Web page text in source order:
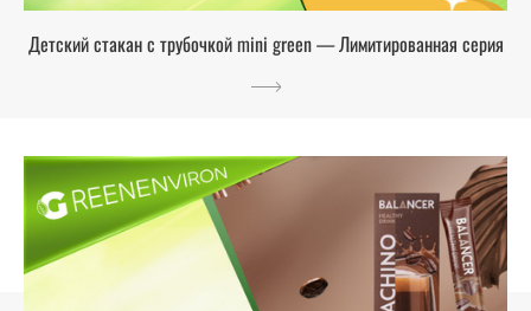
Детский стакан с трубочкой mini green — Лимитированная серия